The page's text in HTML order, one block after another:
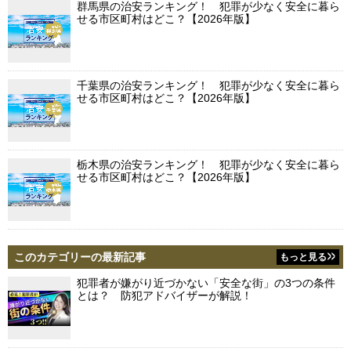
群馬県の治安ランキング！ 犯罪が少なく安全に暮ら
せる市区町村はどこ？【2026年版】
千葉県の治安ランキング！ 犯罪が少なく安全に暮ら
せる市区町村はどこ？【2026年版】
栃木県の治安ランキング！ 犯罪が少なく安全に暮ら
せる市区町村はどこ？【2026年版】
このカテゴリーの最新記事 もっと見る
犯罪者が嫌がり近づかない「安全な街」の3つの条件
とは？ 防犯アドバイザーが解説！